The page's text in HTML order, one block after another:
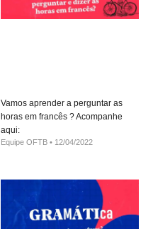
Vamos aprender a perguntar as
horas em francês ? Acompanhe
aqui:
Equipe OFTB 12/04/2022